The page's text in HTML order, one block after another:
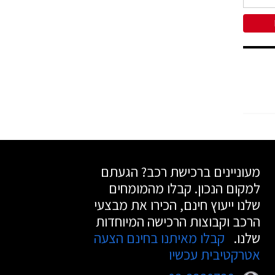
מעוניינים ברכישת רכב? הגעתם
למקום הנכון. קבלו מהמומחים
שלנו ייעוץ חינם, הכירו את מבצעי
הרכב וקבוצות הרכישה המיוחדות
שלנו. קבלו מאיתנו בחינם הצעה
אטרקטיבית עכשיו